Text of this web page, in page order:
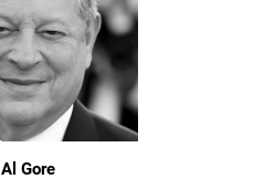
Al Gore